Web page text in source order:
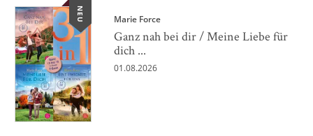
NEU Marie Force
Ganz nah bei dir / Meine Liebe für
dich ...
01.08.2026